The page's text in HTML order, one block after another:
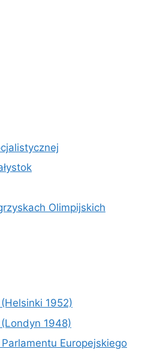
Olimpijskich
1952)
1948)
Europejskiego